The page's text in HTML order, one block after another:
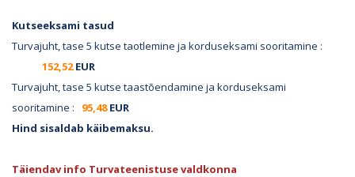
Kutseeksami tasud
Turvajuht, tase 5 kutse taotlemine ja korduseksami sooritamine :
152,52EUR
Turvajuht, tase 5 kutse taastõendamine ja korduseksami
sooritamine : 95,48EUR
Hind sisaldab käibemaksu.
Täiendav info Turvateenistuse valdkonna